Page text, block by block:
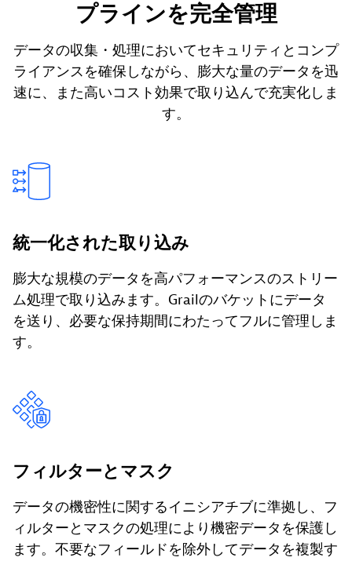
プラインを完全管理
データの収集・処理においてセキュリティとコンプ
ライアンスを確保しながら、膨大な量のデータを迅
速に、また高いコスト効果で取り込んで充実化しま
す。
統一化された取り込み
膨大な規模のデータを高パフォーマンスのストリー
ム処理で取り込みます。Grailのバケットにデータ
を送り、必要な保持期間にわたってフルに管理しま
す。
フィルターとマスク
データの機密性に関するイニシアチブに準拠し、フ
ィルターとマスクの処理により機密データを保護し
ます。不要なフィールドを除外してデータを複製す